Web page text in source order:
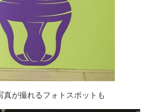
真が撮れるフォトスポットも